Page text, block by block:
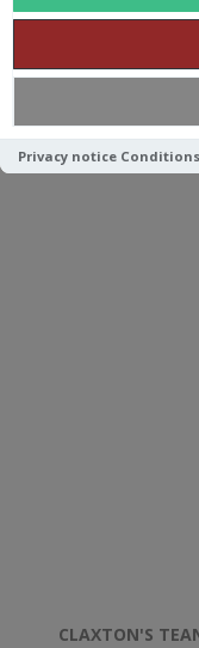
Privacy notice
CLAXTON'S